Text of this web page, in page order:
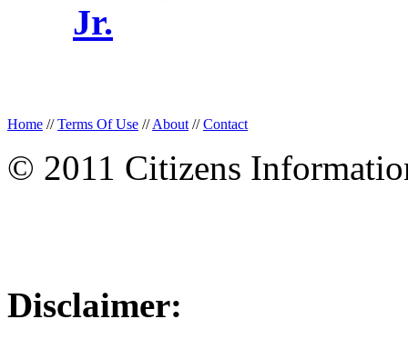
Jr.
Home //Terms Of Use //About //Contact
© 2011 Citizens
Disclaimer: